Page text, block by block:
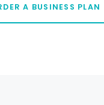
A BUSINESS PLAN